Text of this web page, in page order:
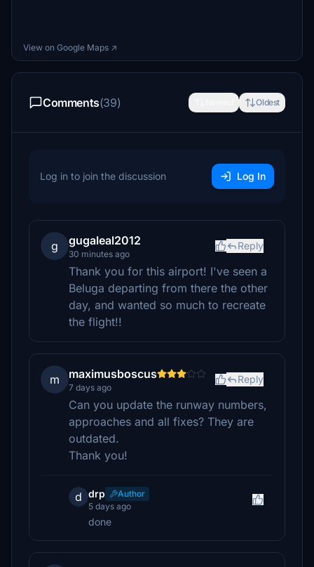
View on Google Maps ↗
Comments(39) Oldest
Log in to join the discussion Log In
g gugaleal2012
30 minutes ago
Reply
Thank you for this airport! I've seen a
Beluga departing from there the other
day, and wanted so much to recreate
the flight!!
m maximusboscus
7 days ago
Reply
Can you update the runway numbers,
approaches and all fixes? They are
outdated.
Thank you!
d drp
Author
5 days ago
done